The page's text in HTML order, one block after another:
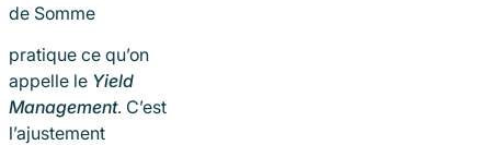
de Somme
pratique ce qu’on
appelle le Yield
Management. C’est
l’ajustement